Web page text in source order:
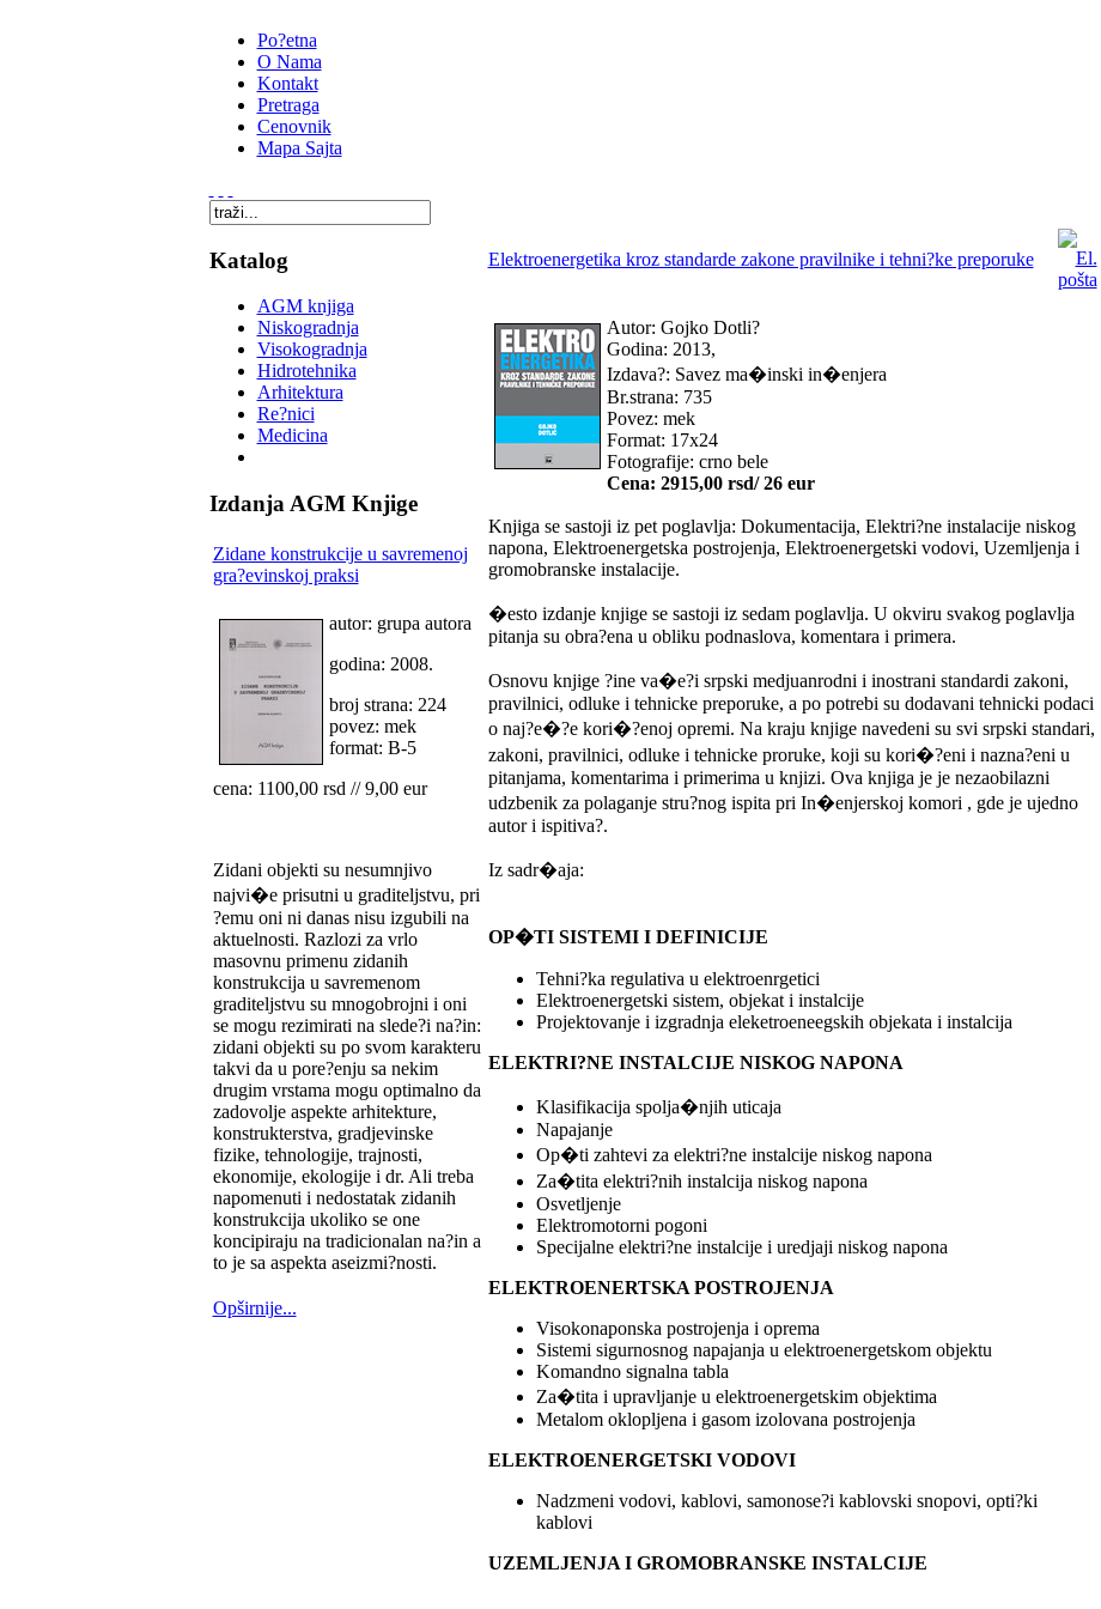
Po?etna
O Nama
Kontakt
Pretraga
Cenovnik
Mapa Sajta
Katalog
AGM knjiga
Niskogradnja
Visokogradnja
Hidrotehnika
Arhitektura
Re?nici
Medicina
Izdanja AGM Knjige
Zidane konstrukcije u savremenoj
gra?evinskoj praksi
autor: grupa autora
godina: 2008.
broj strana: 224
povez: mek
format: B-5
cena: 1100,00 rsd // 9,00 eur
Zidani objekti su nesumnjivo
najvi�e prisutni u graditeljstvu, pri
?emu oni ni danas nisu izgubili na
aktuelnosti. Razlozi za vrlo
masovnu primenu zidanih
konstrukcija u savremenom
graditeljstvu su mnogobrojni i oni
se mogu rezimirati na slede?i na?in:
zidani objekti su po svom karakteru
takvi da u pore?enju sa nekim
drugim vrstama mogu optimalno da
zadovolje aspekte arhitekture,
konstrukterstva, gradjevinske
fizike, tehnologije, trajnosti,
ekonomije, ekologije i dr. Ali treba
napomenuti i nedostatak zidanih
konstrukcija ukoliko se one
koncipiraju na tradicionalan na?in a
to je sa aspekta aseizmi?nosti.
Opširnije...
Elektroenergetika kroz standarde zakone pravilnike i tehni?ke preporuke
Autor: Gojko Dotli?
Godina: 2013,
Izdava?: Savez ma�inski in�enjera
Br.strana: 735
Povez: mek
Format: 17x24
Fotografije: crno bele
Cena: 2915,00 rsd/ 26 eur
Knjiga se sastoji iz pet poglavlja: Dokumentacija, Elektri?ne instalacije niskog
napona, Elektroenergetska postrojenja, Elektroenergetski vodovi, Uzemljenja i
gromobranske instalacije.
�esto izdanje knjige se sastoji iz sedam poglavlja. U okviru svakog poglavlja
pitanja su obra?ena u obliku podnaslova, komentara i primera.
Osnovu knjige ?ine va�e?i srpski medjuanrodni i inostrani standardi zakoni,
pravilnici, odluke i tehnicke preporuke, a po potrebi su dodavani tehnicki podaci
o naj?e�?e kori�?enoj opremi. Na kraju knjige navedeni su svi srpski standari,
zakoni, pravilnici, odluke i tehnicke proruke, koji su kori�?eni i nazna?eni u
pitanjama, komentarima i primerima u knjizi. Ova knjiga je je nezaobilazni
udzbenik za polaganje stru?nog ispita pri In�enjerskoj komori , gde je ujedno
autor i ispitiva?.
Iz sadr�aja:
OP�TI SISTEMI I DEFINICIJE
Tehni?ka regulativa u elektroenrgetici
Elektroenergetski sistem, objekat i instalcije
Projektovanje i izgradnja eleketroeneegskih objekata i instalcija
ELEKTRI?NE INSTALCIJE NISKOG NAPONA
Klasifikacija spolja�njih uticaja
Napajanje
Op�ti zahtevi za elektri?ne instalcije niskog napona
Za�tita elektri?nih instalcija niskog napona
Osvetljenje
Elektromotorni pogoni
Specijalne elektri?ne instalcije i uredjaji niskog napona
ELEKTROENERTSKA POSTROJENJA
Visokonaponska postrojenja i oprema
Sistemi sigurnosnog napajanja u elektroenergetskom objektu
Komandno signalna tabla
Za�tita i upravljanje u elektroenergetskim objektima
Metalom oklopljena i gasom izolovana postrojenja
ELEKTROENERGETSKI VODOVI
Nadzmeni vodovi, kablovi, samonose?i kablovski snopovi, opti?ki
kablovi
UZEMLJENJA I GROMOBRANSKE INSTALCIJE